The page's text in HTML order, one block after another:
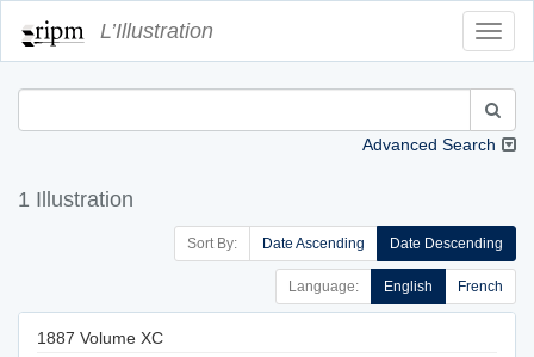
L’Illustration
Advanced Search
1 Illustration
Sort By: Date Ascending Date Descending
Language: English French
1887 Volume XC